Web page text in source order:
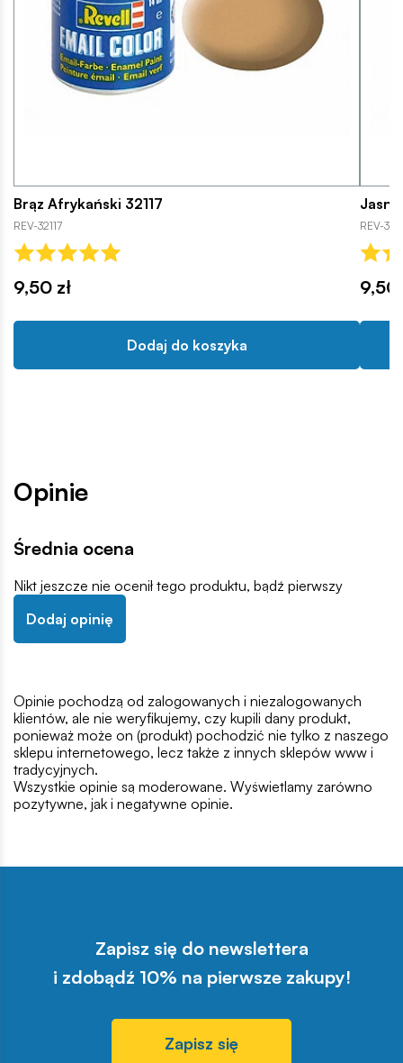
Brąz Afrykański 32117
REV-32117
9,50 zł
Dodaj do koszyka
REV-
9,50
Opinie
Średnia ocena
Nikt jeszcze nie ocenił tego produktu, bądź pierwszy
Dodaj opinię
Opinie pochodzą od zalogowanych i niezalogowanych
klientów, ale nie weryfikujemy, czy kupili dany produkt,
ponieważ może on (produkt) pochodzić nie tylko z naszego
sklepu internetowego, lecz także z innych sklepów www i
tradycyjnych.
Wszystkie opinie są moderowane. Wyświetlamy zarówno
pozytywne, jak i negatywne opinie.
Zapisz się do newslettera
i zdobądź 10% na pierwsze zakupy!
Zapisz się